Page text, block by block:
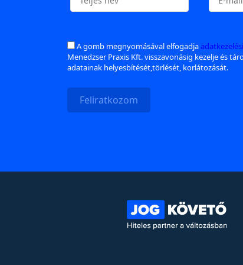
A gomb megnyomásával elfogadja
Menedzser Praxis Kft. visszavonásig kezelje és
adatainak helyesbítését,törlését, korlátozását.
Feliratkozom